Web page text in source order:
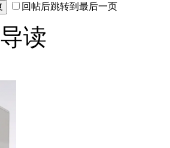
回帖后跳转到最后一页
读